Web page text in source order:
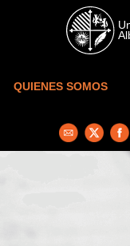
Skip to main content
QUIENES SOMOS